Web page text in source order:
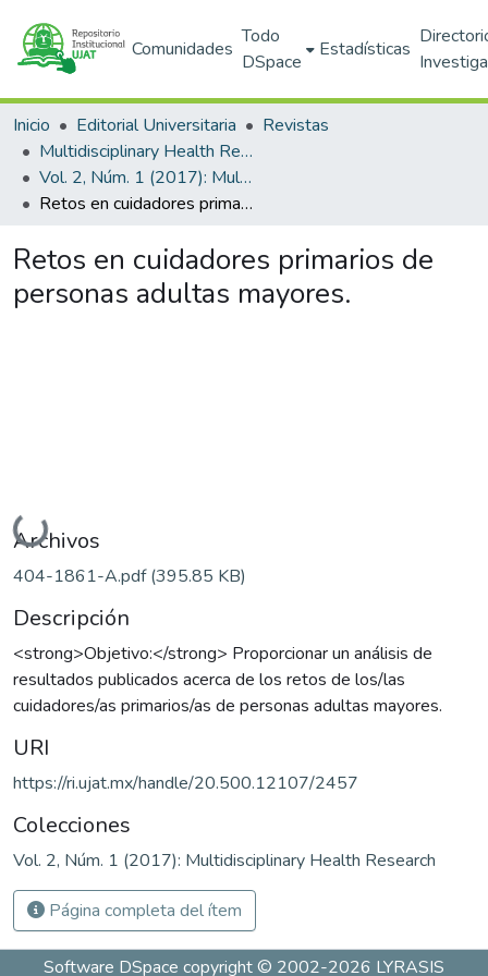
Comunidades
Todo
DSpace
Estadísticas
Inicio Editorial Universitaria
Revistas
Multidisciplinary Health Research
Vol. 2, Núm. 1 (2017): Multidisciplinary Health Research
Retos en cuidadores primarios de personas adultas mayores.
Retos en cuidadores primarios de
personas adultas mayores.
Cargando...
Archivos
404-1861-A.pdf(395.85 KB)
Descripción
<strong>Objetivo:</strong> Proporcionar un análisis de
resultados publicados acerca de los retos de los/las
cuidadores/as primarios/as de personas adultas mayores.
URI
https://ri.ujat.mx/handle/20.500.12107/2457
Colecciones
Vol. 2, Núm. 1 (2017): Multidisciplinary Health Research
Página completa del ítem
Software DSpace copyright © 2002-2026 LYRASIS